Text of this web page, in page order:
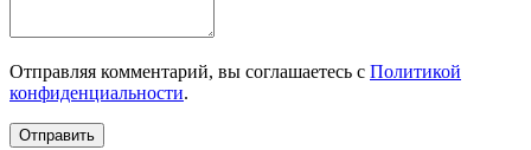
Отправляя комментарий, вы соглашаетесь с Политикой
конфиденциальности.